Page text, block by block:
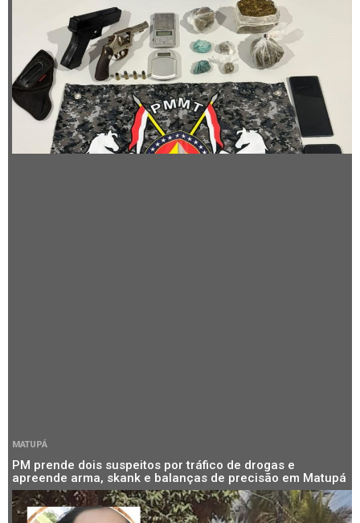
MATUPÁ
PM prende dois suspeitos por tráfico de drogas e
apreende arma, skank e balanças de precisão em Matupá